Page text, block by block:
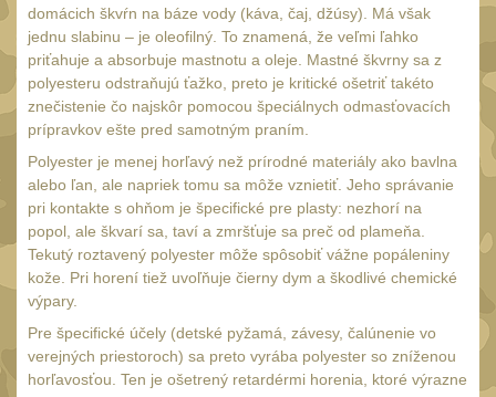
domácich škvŕn na báze vody (káva, čaj, džúsy). Má však
jednu slabinu – je oleofilný. To znamená, že veľmi ľahko
priťahuje a absorbuje mastnotu a oleje. Mastné škvrny sa z
polyesteru odstraňujú ťažko, preto je kritické ošetriť takéto
znečistenie čo najskôr pomocou špeciálnych odmasťovacích
prípravkov ešte pred samotným praním.
Polyester je menej horľavý než prírodné materiály ako bavlna
alebo ľan, ale napriek tomu sa môže vznietiť. Jeho správanie
pri kontakte s ohňom je špecifické pre plasty: nezhorí na
popol, ale škvarí sa, taví a zmršťuje sa preč od plameňa.
Tekutý roztavený polyester môže spôsobiť vážne popáleniny
kože. Pri horení tiež uvoľňuje čierny dym a škodlivé chemické
výpary.
Pre špecifické účely (detské pyžamá, závesy, čalúnenie vo
verejných priestoroch) sa preto vyrába polyester so zníženou
horľavosťou. Ten je ošetrený retardérmi horenia, ktoré výrazne